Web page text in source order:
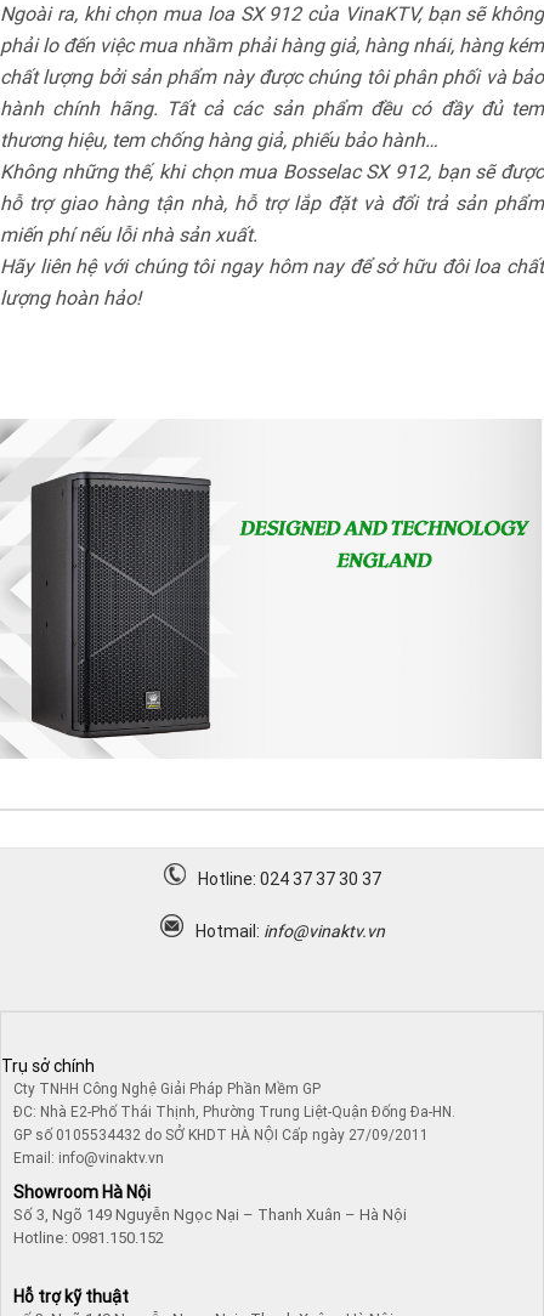
Ngoài ra, khi chọn mua loa SX 912 của VinaKTV, bạn sẽ không
phải lo đến việc mua nhầm phải hàng giả, hàng nhái, hàng kém
chất lượng bởi sản phẩm này được chúng tôi phân phối và bảo
hành chính hãng. Tất cả các sản phẩm đều có đầy đủ tem
thương hiệu, tem chống hàng giả, phiếu bảo hành…
Không những thế, khi chọn mua Bosselac SX 912, bạn sẽ được
hỗ trợ giao hàng tận nhà, hỗ trợ lắp đặt và đổi trả sản phẩm
miến phí nếu lỗi nhà sản xuất.
Hãy liên hệ với chúng tôi ngay hôm nay để sở hữu đôi loa chất
lượng hoàn hảo!
Hotline: 024 37 37 30 37
Hotmail: info@vinaktv.vn
Trụ sở chính
Cty TNHH Công Nghệ Giải Pháp Phần Mềm GP
ĐC: Nhà E2-Phố Thái Thịnh, Phường Trung Liệt-Quận Đống Đa-HN.
GP số 0105534432 do SỞ KHDT HÀ NỘI Cấp ngày 27/09/2011
Email: info@vinaktv.vn
Showroom Hà Nội
Số 3, Ngõ 149 Nguyễn Ngọc Nại – Thanh Xuân – Hà Nội
Hotline: 0981.150.152
Hỗ trợ kỹ thuật